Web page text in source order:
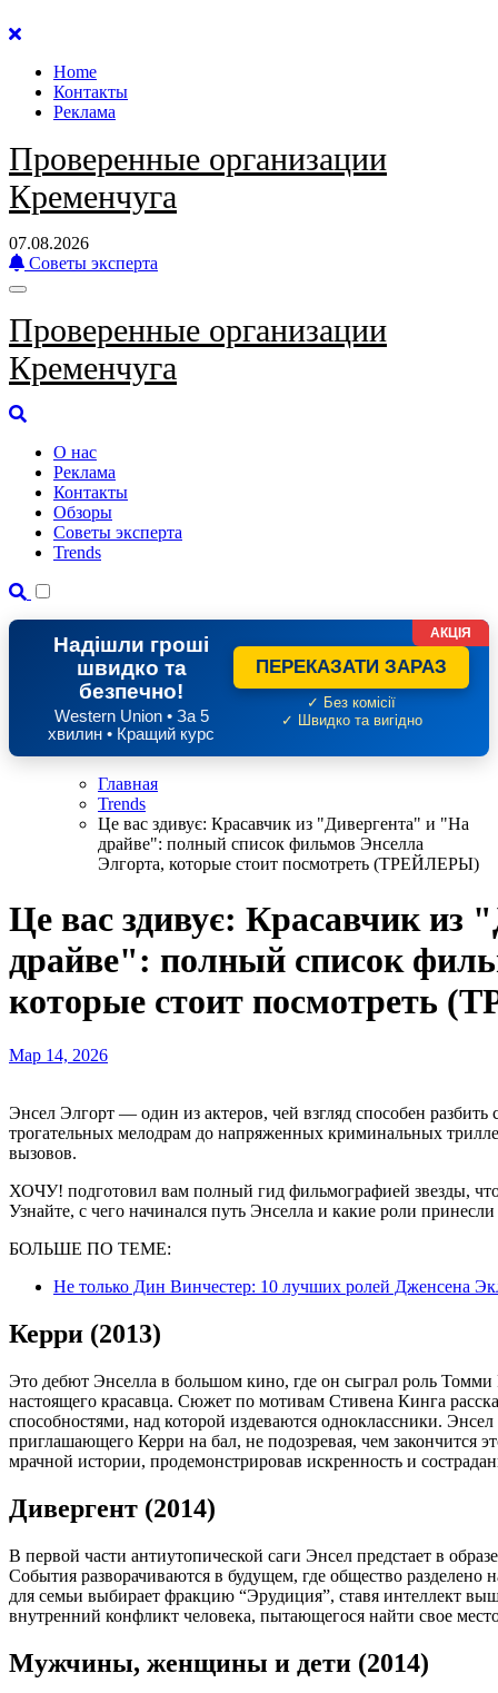
Перейти
содержанию
Home
Контакты
Реклама
Проверенные организации
Кременчуга
07.08.2026
Советы эксперта
Проверенные организации
Кременчуга
О нас
Реклама
Контакты
Обзоры
Советы эксперта
Trends
Надішли гроші
швидко та
безпечно!
Western Union • За 5
хвилин • Кращий курс
ПЕРЕКАЗАТИ ЗАРАЗ
✓ Без комісії
✓ Швидко та вигідно
АКЦІЯ
Главная
Trends
Це вас здивує: Красавчик из "Дивергента" и "На
драйве": полный список фильмов Энселла
Элгорта, которые стоит посмотреть (ТРЕЙЛЕРЫ)
Це вас здивує: Красавчик
драйве": полный список
которые стоит посмотреть
Мар 14, 2026
Энсел Элгорт — один из актеров, чей взгляд способен разбить сердце, а харизма — заставить прилипнуть к экрану. От
трогательных мелодрам до напряженных криминальных
вызовов.
ХОЧУ! подготовил вам полный гид фильмографией звезды,
Узнайте, с чего начинался путь Энселла и какие роли
БОЛЬШЕ ПО ТЕМЕ:
Не только Дин Винчестер: 10 лучших ролей Дженсена
Керри (2013)
Это дебют Энселла в большом кино, где он сыграл роль Томми
настоящего красавца. Сюжет по мотивам Стивена Кинга
способностями, над которой издеваются одноклассники.
приглашающего Керри на бал, не подозревая, чем закончится
мрачной истории, продемонстрировав искренность и
Дивергент (2014)
В первой части антиутопической саги Энсел предстает в
События разворачиваются в будущем, где общество разделено
для семьи выбирает фракцию “Эрудиция”, ставя интеллект
внутренний конфликт человека, пытающегося найти свое
Мужчины, женщины и дети (2014)